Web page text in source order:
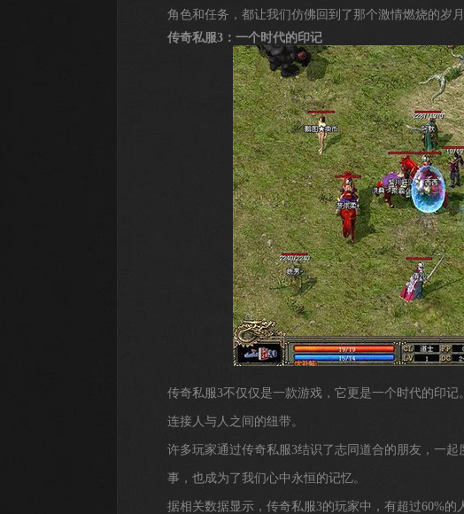
角色和任务，都让我们仿佛回到了那个激情燃烧的岁月
传奇私服3：一个时代的印记
传奇私服3不仅仅是一款游戏，它更是一个时代的印
连接人与人之间的纽带。
许多玩家通过传奇私服3结识了志同道合的朋友，一
事，也成为了我们心中永恒的记忆。
据相关数据显示，传奇私服3的玩家中，有超过60%